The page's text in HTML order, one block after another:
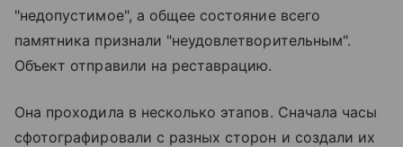
"недопустимое", а общее состояние всего
памятника признали "неудовлетворительным".
Объект отправили на реставрацию.
Она проходила в несколько этапов. Сначала часы
сфотографировали с разных сторон и создали их